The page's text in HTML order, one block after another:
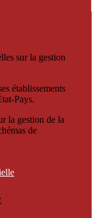
sur la gestion
établissements
Pays.
la gestion de la
de